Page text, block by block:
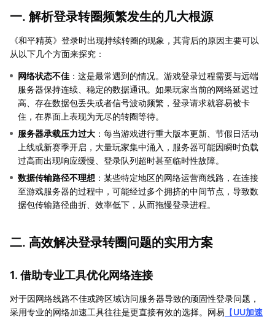
一. 解析登录转圈频繁发生的几大根源
《和平精英》登录时出现持续转圈的现象，其背后的原因主要可以
从以下几个方面来探究：
网络状态不佳 ：这是最常遇到的情况。游戏登录过程需要与远端
服务器保持连续、稳定的数据通讯。如果玩家当前的网络延迟过
高、存在数据包丢失或者信号波动频繁，登录请求就容易被卡
住，在界面上表现为无尽的转圈等待。
服务器承载压力过大 ：每当游戏进行重大版本更新、节假日活动
上线或新赛季开启，大量玩家集中涌入，服务器可能因瞬时负载
过高而出现响应缓慢、登录队列超时甚至临时性故障。
数据传输路径不理想 ：某些特定地区的网络运营商线路，在连接
至游戏服务器的过程中，可能经过多个拥挤的中间节点，导致数
据包传输路径曲折、效率低下，从而拖慢登录进程。
二. 高效解决登录转圈问题的实用方案
1. 借助专业工具优化网络连接
对于因网络线路不佳或跨区域访问服务器导致的顽固性登录问题，
采用专业的网络加速工具往往是更直接有效的选择。网易 【UU加速